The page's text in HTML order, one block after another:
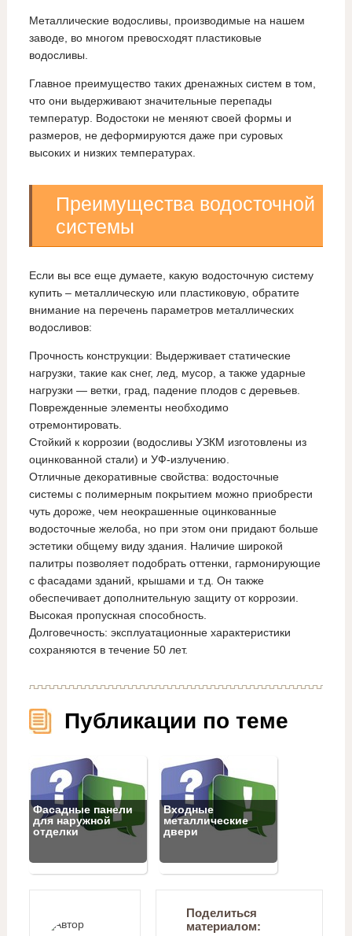
Металлические водосливы, производимые на нашем
заводе, во многом превосходят пластиковые
водосливы.
Главное преимущество таких дренажных систем в том,
что они выдерживают значительные перепады
температур. Водостоки не меняют своей формы и
размеров, не деформируются даже при суровых
высоких и низких температурах.
Преимущества водосточной
системы
Если вы все еще думаете, какую водосточную систему
купить – металлическую или пластиковую, обратите
внимание на перечень параметров металлических
водосливов:
Прочность конструкции: Выдерживает статические
нагрузки, такие как снег, лед, мусор, а также ударные
нагрузки — ветки, град, падение плодов с деревьев.
Поврежденные элементы необходимо
отремонтировать.
Стойкий к коррозии (водосливы УЗКМ изготовлены из
оцинкованной стали) и УФ-излучению.
Отличные декоративные свойства: водосточные
системы с полимерным покрытием можно приобрести
чуть дороже, чем неокрашенные оцинкованные
водосточные желоба, но при этом они придают больше
эстетики общему виду здания. Наличие широкой
палитры позволяет подобрать оттенки, гармонирующие
с фасадами зданий, крышами и т.д. Он также
обеспечивает дополнительную защиту от коррозии.
Высокая пропускная способность.
Долговечность: эксплуатационные характеристики
сохраняются в течение 50 лет.
Публикации по теме
Фасадные панели
для наружной
отделки
Входные
металлические
двери
Поделиться
материалом: